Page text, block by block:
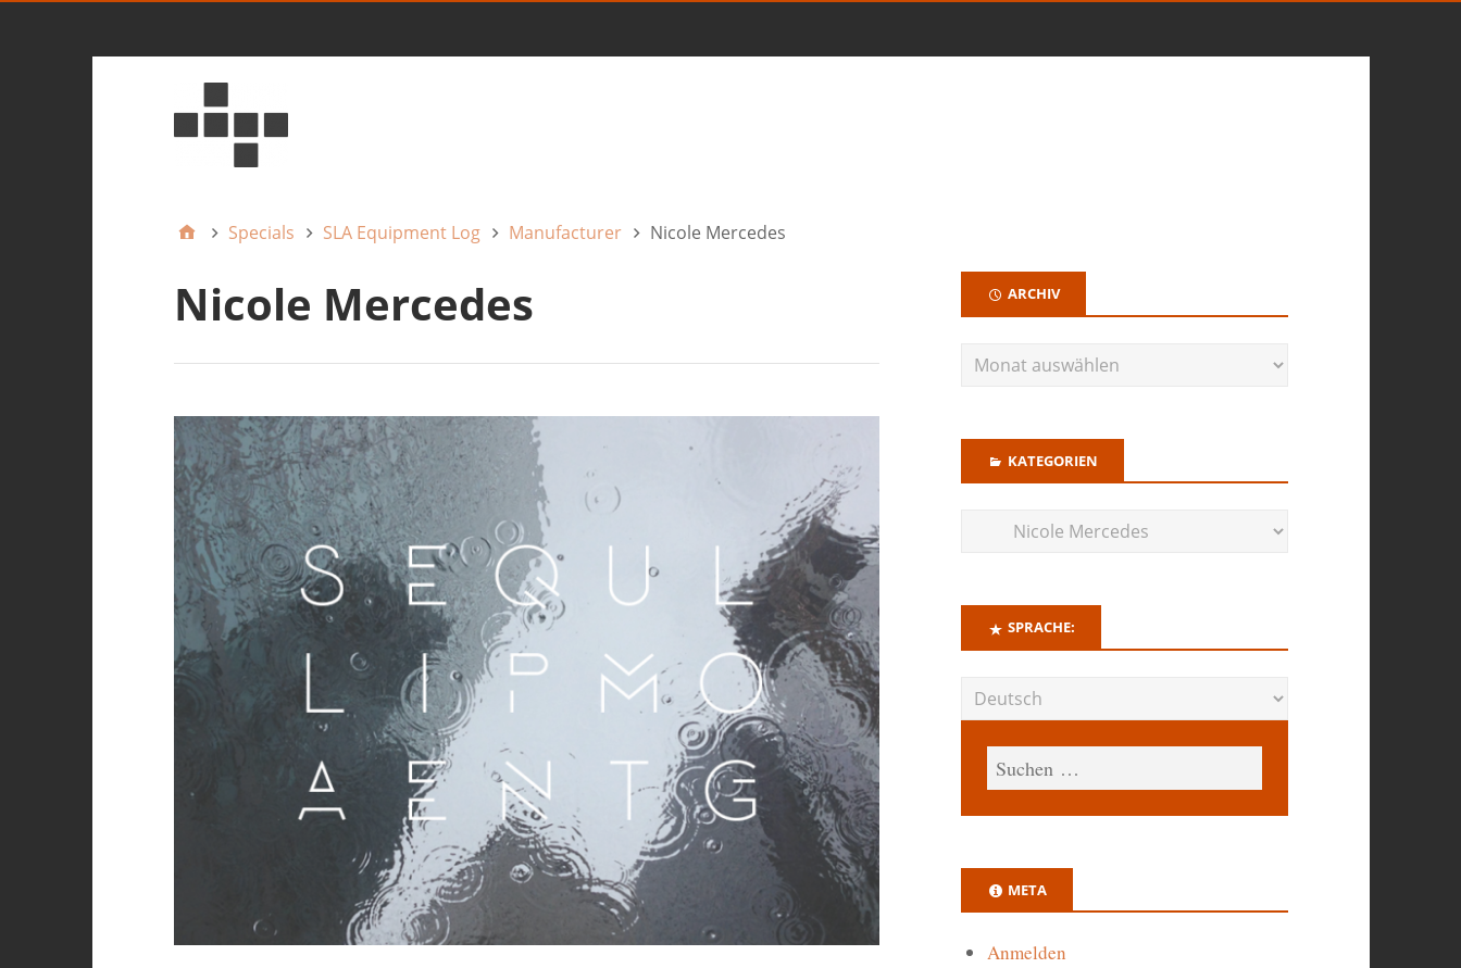
Specials SLA Equipment Log Manufacturer Nicole Mercedes
Nicole Mercedes ARCHIV
KATEGORIEN
SPRACHE:
META
Anmelden